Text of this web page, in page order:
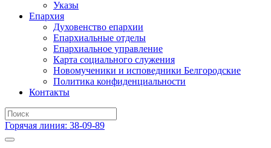
Указы
Епархия
Духовенство епархии
Епархиальные отделы
Епархиальное управление
Карта социального служения
Новомученики и исповедники Белгородские
Политика конфиденциальности
Контакты
Горячая линия: 38-09-89